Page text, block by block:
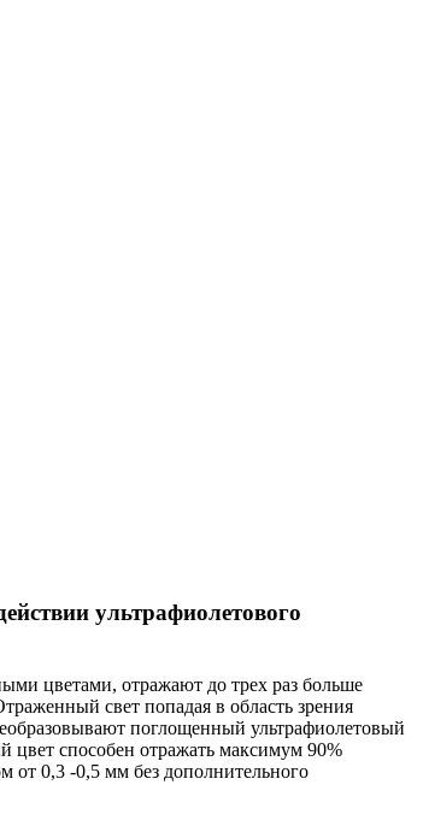
ультрафиолетового
цветами, отражают до трех раз больше
свет попадая в область зрения
поглощенный ультрафиолетовый
цвет способен отражать максимум 90%
от 0,3 -0,5 мм без дополнительного